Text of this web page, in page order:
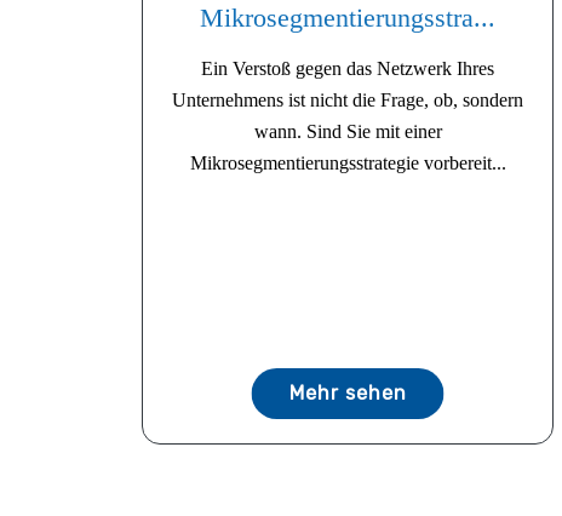
Mikrosegmentierungsstra...
Ein Verstoß gegen das Netzwerk Ihres
Unternehmens ist nicht die Frage, ob, sondern
wann. Sind Sie mit einer
Mikrosegmentierungsstrategie vorbereit...
Mehr sehen